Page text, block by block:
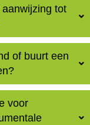
tot
of buurt een
voor